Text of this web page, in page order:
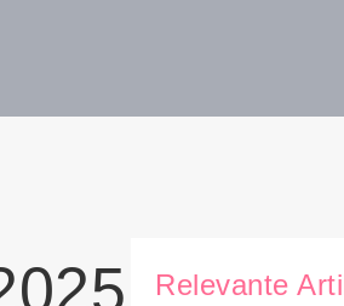
Relevante